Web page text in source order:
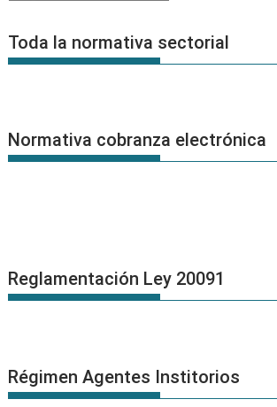
Noticias
Toda la normativa sectorial
Normativa cobranza electrónica
Reglamentación Ley 20091
Régimen Agentes Institorios